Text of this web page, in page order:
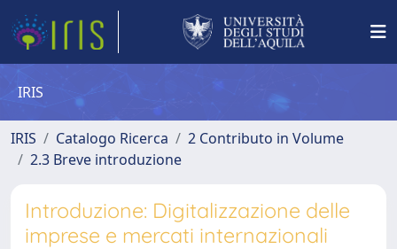
IRIS
IRIS Catalogo Ricerca
2 Contributo in Volume
2.3 Breve introduzione
Introduzione: Digitalizzazione delle
imprese e mercati internazionali